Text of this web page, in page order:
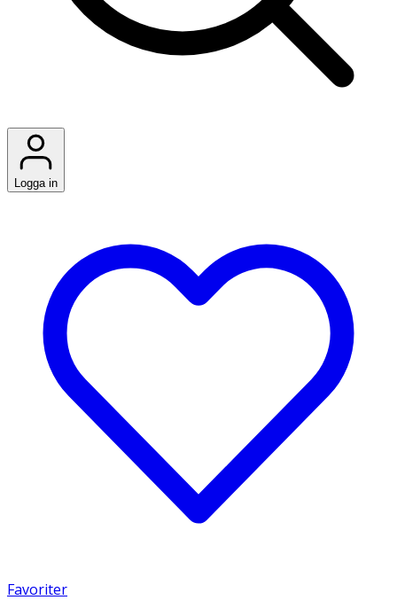
Logga in
Favoriter